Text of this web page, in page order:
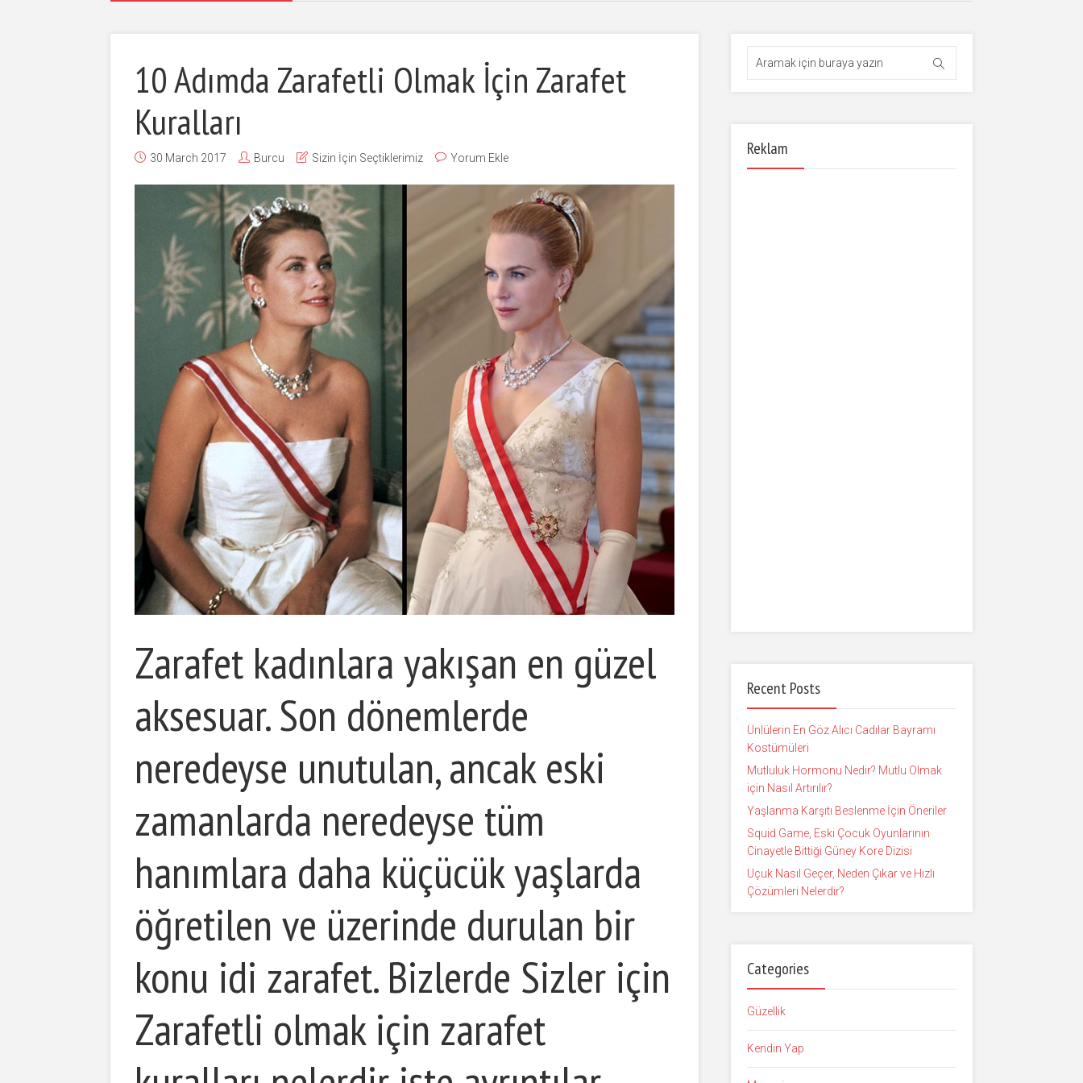
10 Adımda Zarafetli Olmak İçin Zarafet
Kuralları
30 March 2017 Burcu Sizin İçin Seçtiklerimiz Yorum Ekle
Zarafet kadınlara yakışan en güzel
aksesuar. Son dönemlerde
neredeyse unutulan, ancak eski
zamanlarda neredeyse tüm
hanımlara daha küçücük yaşlarda
öğretilen ve üzerinde durulan bir
konu idi zarafet. Bizlerde Sizler için
Zarafetli olmak için zarafet
Reklam
Recent Posts
Ünlülerin En Göz Alıcı Cadılar Bayramı
Kostümüleri
Mutluluk Hormonu Nedir? Mutlu Olmak
için Nasıl Artırılır?
Yaşlanma Karşıtı Beslenme İçin Öneriler
Squid Game, Eski Çocuk Oyunlarının
Cinayetle Bittiği Güney Kore Dizisi
Uçuk Nasıl Geçer, Neden Çıkar ve Hızlı
Çözümleri Nelerdir?
Categories
Güzellik
Kendin Yap